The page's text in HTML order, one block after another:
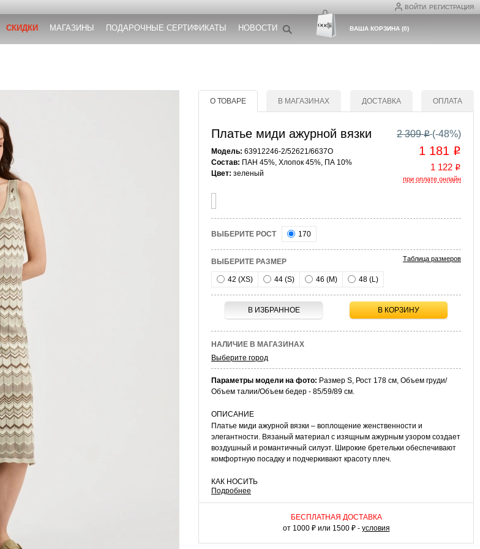
ВОЙТИ РЕГИСТРАЦИЯ
СКИДКИ МАГАЗИНЫ ПОДАРОЧНЫЕ СЕРТИФИКАТЫ НОВОСТИ ВАША КОРЗИНА(0)
О ТОВАРЕ В МАГАЗИНАХ ДОСТАВКА ОПЛАТА
Платье миди ажурной вязки
Модель: 63912246-2/52621/6637O
Состав: ПАН 45%, Хлопок 45%, ПА 10%
Цвет: зеленый
2 309o (-48%)
1 181 o
1 122 o
при оплате онлайн
ВЫБЕРИТЕ РОСТ 170
ВЫБЕРИТЕ РАЗМЕР Таблица размеров
42 (XS) 44 (S) 46 (M) 48 (L)
В ИЗБРАННОЕ В КОРЗИНУ
НАЛИЧИЕ В МАГАЗИНАХ
Выберите город
Параметры модели на фото: Размер S, Рост 178 см, Объем груди/
Объем талии/Объем бедер - 85/59/89 см.
ОПИСАНИЕ
Платье миди ажурной вязки – воплощение женственности и
элегантности. Вязаный материал с изящным ажурным узором создает
воздушный и романтичный силуэт. Широкие бретельки обеспечивают
комфортную посадку и подчеркивают красоту плеч.
КАК НОСИТЬ
Носите платье на летние праздники, свидания или прогулки по городу.
Сочетайте с минималистичными украшениями для создания
утонченного образа. Платье прекрасно смотрится с босоножками на
каблуке, сандалиями или балетками. В прохладную погоду дополните
Подробнее
БЕСПЛАТНАЯ ДОСТАВКА
от 1000 ₽ или 1500 ₽ - условия